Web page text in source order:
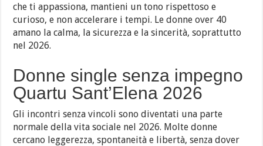
che ti appassiona, mantieni un tono rispettoso e
curioso, e non accelerare i tempi. Le donne over 40
amano la calma, la sicurezza e la sincerità, soprattutto
nel 2026.
Donne single senza impegno
Quartu Sant’Elena 2026
Gli incontri senza vincoli sono diventati una parte
normale della vita sociale nel 2026. Molte donne
cercano leggerezza, spontaneità e libertà, senza dover